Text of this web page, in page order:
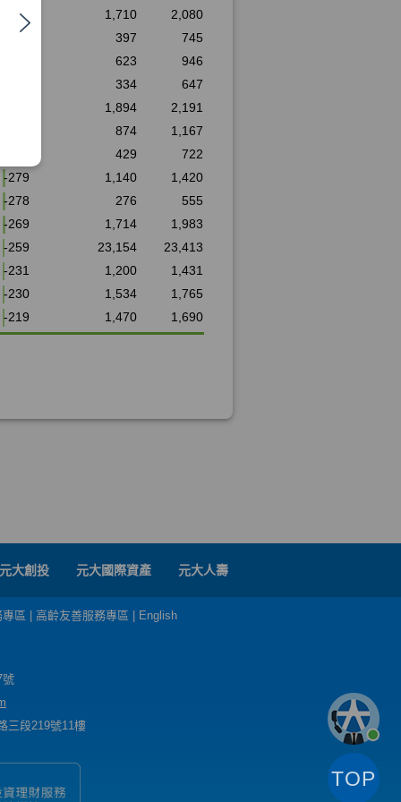
元大創投 元大國際資產 元大人壽
區 高齡友善服務專區 English
號
三段219號11樓
TOP